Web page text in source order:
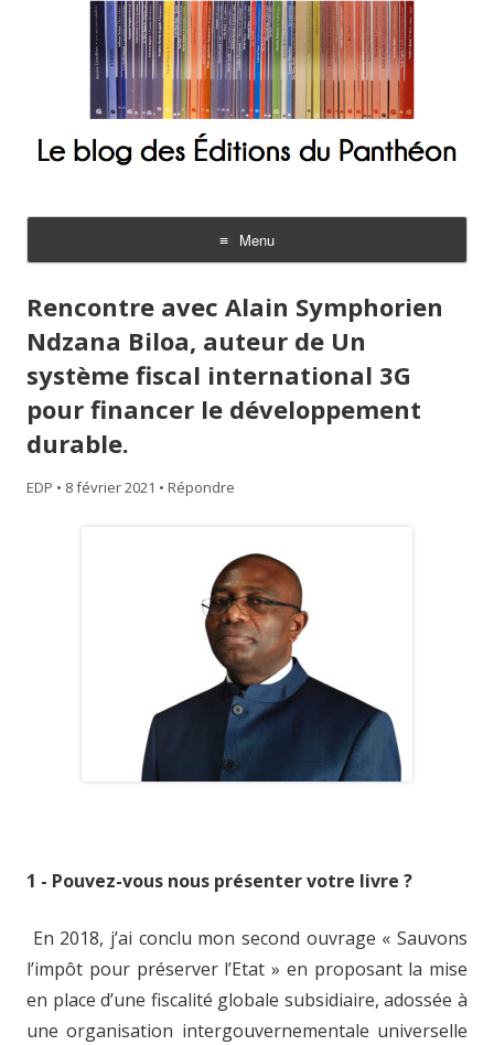
Menu
Aller
contenu
Rencontre avec Alain Symphorien
Ndzana Biloa, auteur de Un
système fiscal international 3G
pour financer le développement
durable.
EDP • 8 février 2021 • Répondre
1 - Pouvez-vous nous présenter votre livre ?
En 2018, j’ai conclu mon second ouvrage « Sauvons
l’impôt pour préserver l’Etat » en proposant la mise
en place d’une fiscalité globale subsidiaire, adossée à
une organisation intergouvernementale universelle